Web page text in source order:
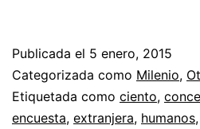
Publicada el 5 enero, 2015
Categorizada como Milenio,
Etiquetada como ciento,
encuesta, extranjera, humanos,